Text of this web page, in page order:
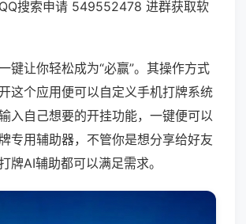
搜索申请 549552478 进群获取软
键让你轻松成为“必赢”。其操作方式
这个应用便可以自定义手机打牌系统
入自己想要的开挂功能，一键便可以
专用辅助器，不管你是想分享给好友
牌AI辅助都可以满足需求。